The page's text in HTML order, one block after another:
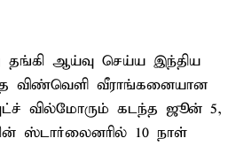
தங்கி ஆய்வு செய்ய இந்திய
விண்வெளி வீராங்கனையான
புட்ச் வில்மோரும் கடந்த ஜூன் 5,
ஸ்டார்லைனரில் 10 நாள்